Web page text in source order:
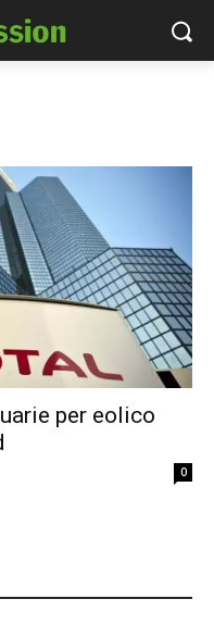
per eolico
0